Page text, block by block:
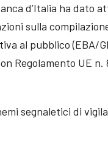
d’Italia ha dato
sulla
al pubblico (EBA/
Regolamento UE n.
segnaletici di